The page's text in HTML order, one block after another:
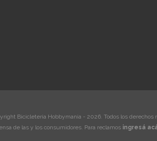
Bicicleteria Hobbymania - 2026. Todos los derechos
de las y los consumidores. Para reclamos ingresá